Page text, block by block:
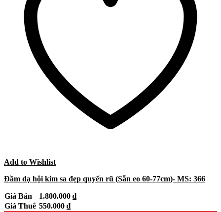
Add to Wishlist
Đầm dạ hội kim sa đẹp quyến rũ (Sẵn eo 60-77cm)- MS: 366
Giá Bán 1.800.000 ₫
Giá Thuê 550.000 ₫